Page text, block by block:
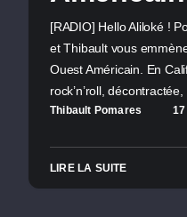
[RADIO] Hello Aliloké !
et Thibault vous
Ouest Américain. En
rock’n’roll,
Thibault Pomares
LIRE LA SUITE